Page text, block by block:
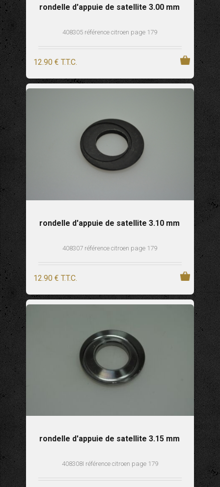
rondelle d'appuie de satellite 3.00 mm
408305 référence citroen page 179
12.90 € T.T.C.
rondelle d'appuie de satellite 3.10 mm
408307 référence citroen page 179
12.90 € T.T.C.
rondelle d'appuie de satellite 3.15 mm
408308I référence citroen page 179